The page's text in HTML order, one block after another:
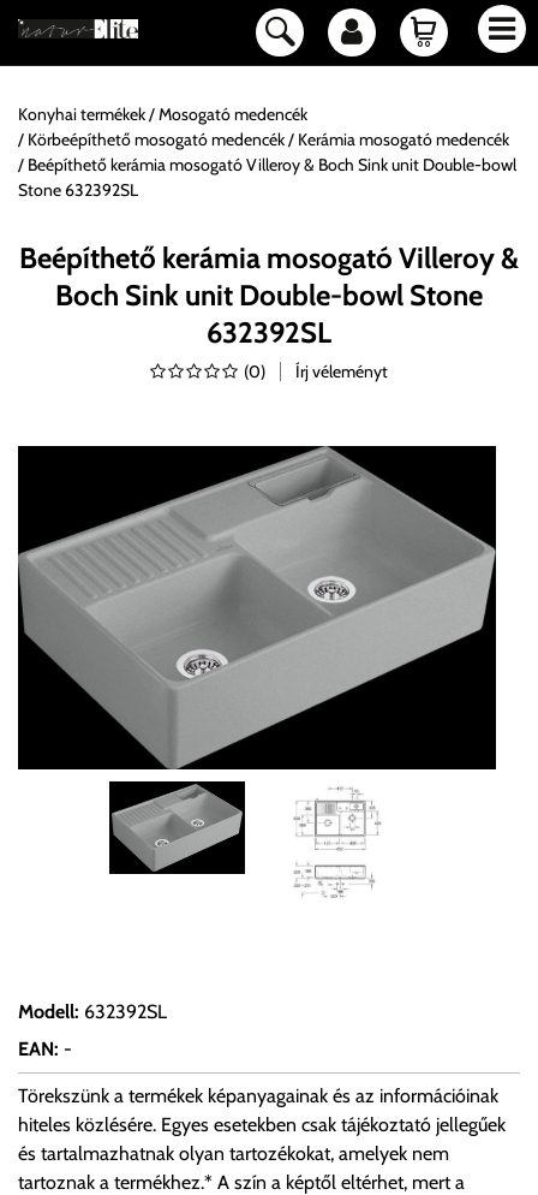
Konyhai termékek
Mosogató medencék
Körbeépíthető mosogató medencék
Kerámia mosogató medencék
Beépíthető kerámia mosogató Villeroy & Boch Sink unit Double-bowl
Stone 632392SL
Beépíthető kerámia mosogató Villeroy &
Boch Sink unit Double-bowl Stone
632392SL
(0) Írj véleményt
Modell: 632392SL
EAN: -
Törekszünk a termékek képanyagainak és az információinak
hiteles közlésére. Egyes esetekben csak tájékoztató jellegűek
és tartalmazhatnak olyan tartozékokat, amelyek nem
tartoznak a termékhez.* A szín a képtől eltérhet, mert a